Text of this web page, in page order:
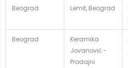
Beograd Lemit, Beograd
Beograd
Keramika
Jovanović -
Prodajni